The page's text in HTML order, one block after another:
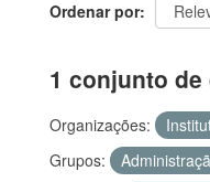
Ordenar por
1 conjunto
Organizações:
Grupos: